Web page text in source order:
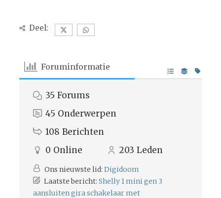
Deel:
Foruminformatie
35 Forums
45 Onderwerpen
108 Berichten
0 Online 203 Leden
Ons nieuwste lid: Digidoom
Laatste bericht: Shelly 1 mini gen 3
aansluiten gira schakelaar met